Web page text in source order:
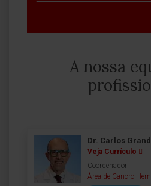
A nossa
Dr. Carlos
Veja Currículo
Coordenador
Área de Cancro